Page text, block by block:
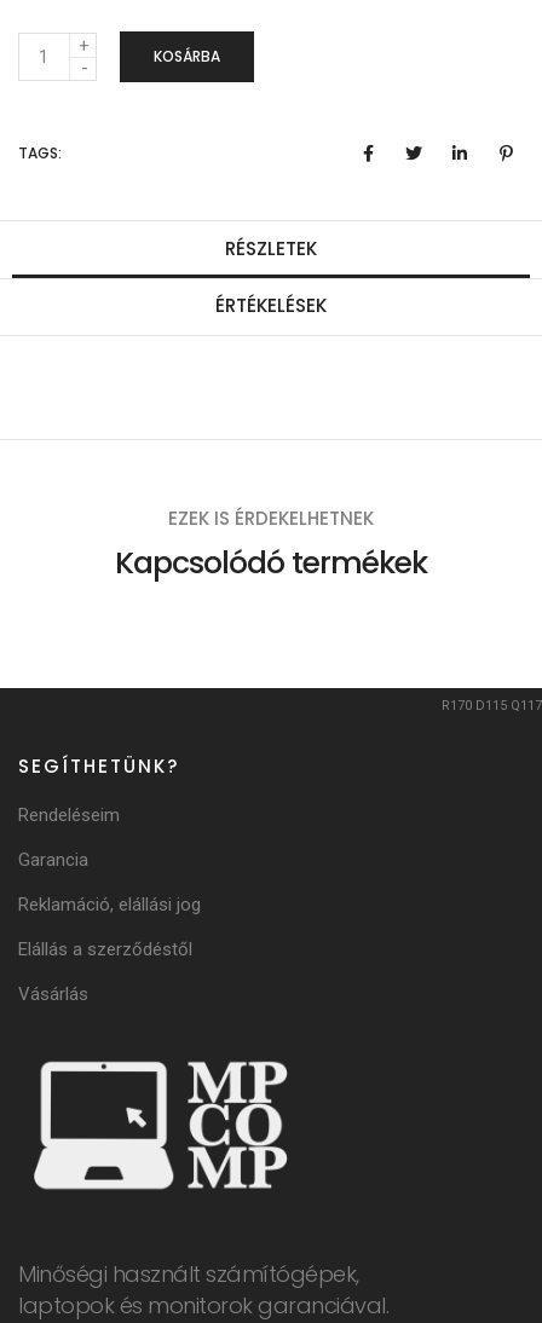
e
n
g
KOSÁRBA
TAGS:
RÉSZLETEK
ÉRTÉKELÉSEK
EZEK IS ÉRDEKELHETNEK
Kapcsolódó termékek
R170 D115 Q117
Minőségi használt számítógépek,
laptopok és monitorok garanciával.
SEGÍTHETÜNK?
Rendeléseim
Garancia
Reklamáció, elállási jog
Elállás a szerződéstől
Vásárlás